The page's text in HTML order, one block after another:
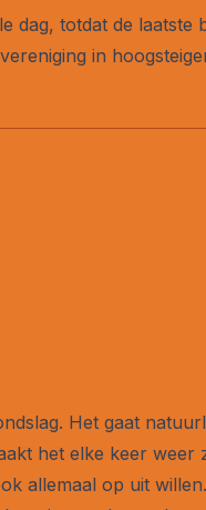
dag, totdat de laatste
in
Het gaat
het elke keer weer
allemaal op uit